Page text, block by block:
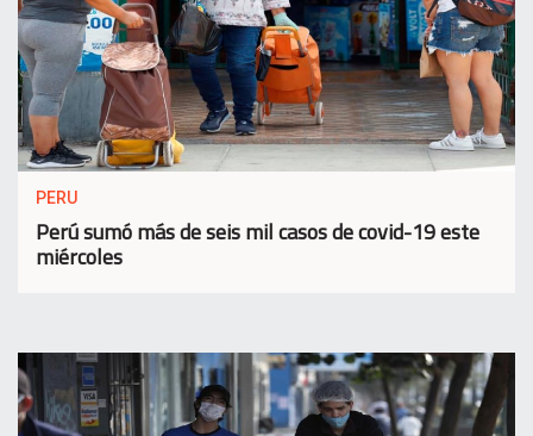
PERU
Perú sumó más de seis mil casos de covid-19 este
miércoles